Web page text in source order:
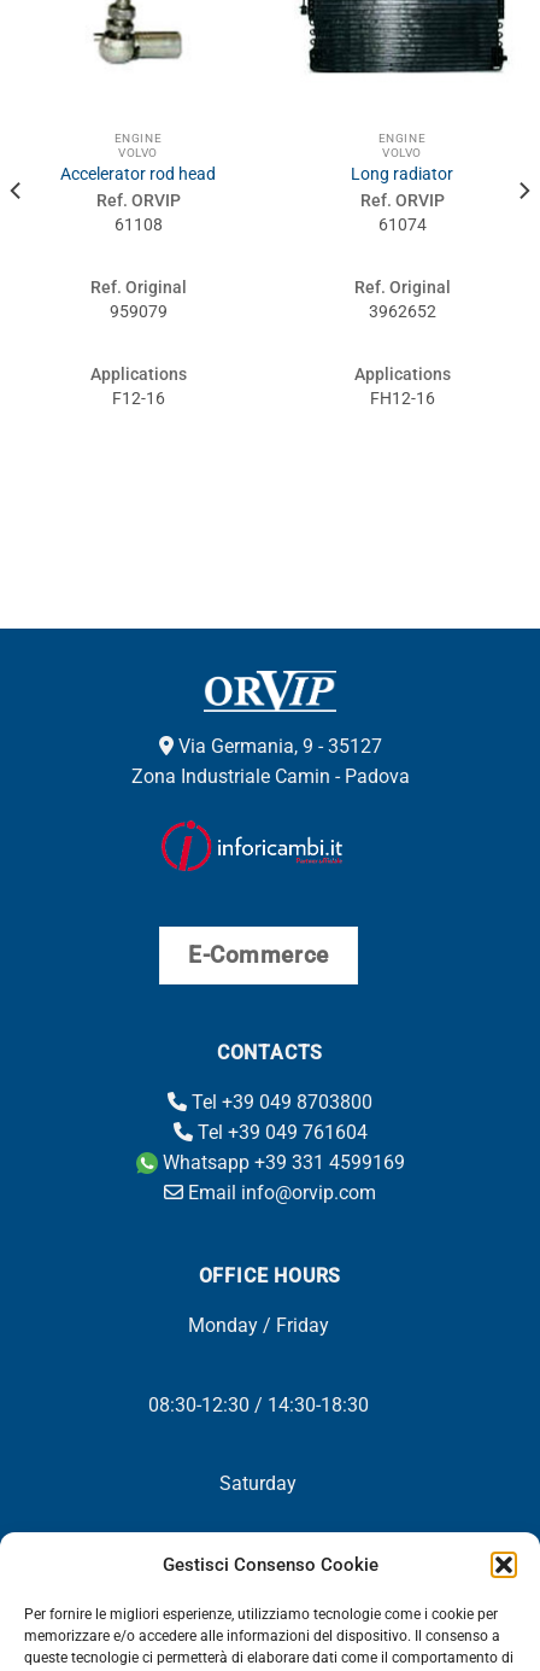
Gestisci Consenso Cookie
Per fornire le migliori esperienze, utilizziamo tecnologie come i cookie per
memorizzare e/o accedere alle informazioni del dispositivo. Il consenso a
queste tecnologie ci permetterà di elaborare dati come il comportamento di
ENGINE
VOLVO
Accelerator rod head
Ref. ORVIP
61108
Ref. Original
959079
Applications
F12-16
ENGINE
VOLVO
Long radiator
Ref. ORVIP
61074
Ref. Original
3962652
Applications
FH12-16
Via Germania, 9 - 35127
Zona Industriale Camin - Padova
E-Commerce
CONTACTS
Tel +39 049 8703800
Tel +39 049 761604
Whatsapp +39 331 4599169
Email info@orvip.com
OFFICE HOURS
Monday / Friday
08:30-12:30 / 14:30-18:30
Saturday
Closed